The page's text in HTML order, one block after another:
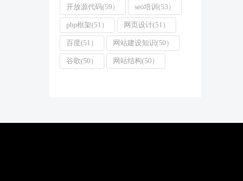
开放源代码(59） seo培训(53）
php框架(51） 网页设计(51）
百度(51） 网站建设知识(50）
谷歌(50） 网站结构(50）